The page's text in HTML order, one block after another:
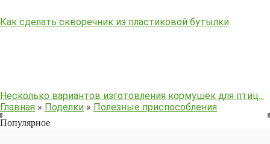
Как сделать скворечник из пластиковой бутылки
Несколько вариантов изготовления кормушек для птиц...
Главная » Поделки » Полезные приспособления
Популярное